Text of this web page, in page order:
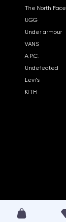
The North Face
UGG
Under armour
VANS
A.P.C.
Undefeated
Levi’s
KITH